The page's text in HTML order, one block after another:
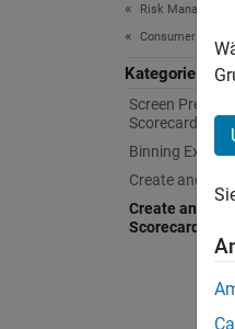
Risk
Consumer Credit
Kategorie
Screen
Scorecards
Binning
Create and
Create and
Scorecards